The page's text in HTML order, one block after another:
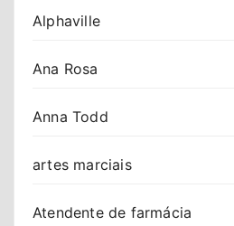
Alphaville
Ana Rosa
Anna Todd
artes marciais
Atendente de farmácia